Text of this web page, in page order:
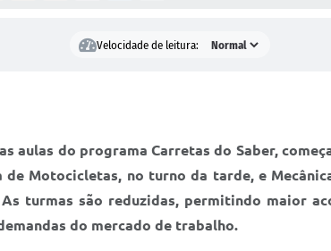
Velocidade de leitura:
aulas do programa Carretas do Saber,
de Motocicletas, no turno da tarde, e
As turmas são reduzidas, permitindo maior
do mercado de trabalho.